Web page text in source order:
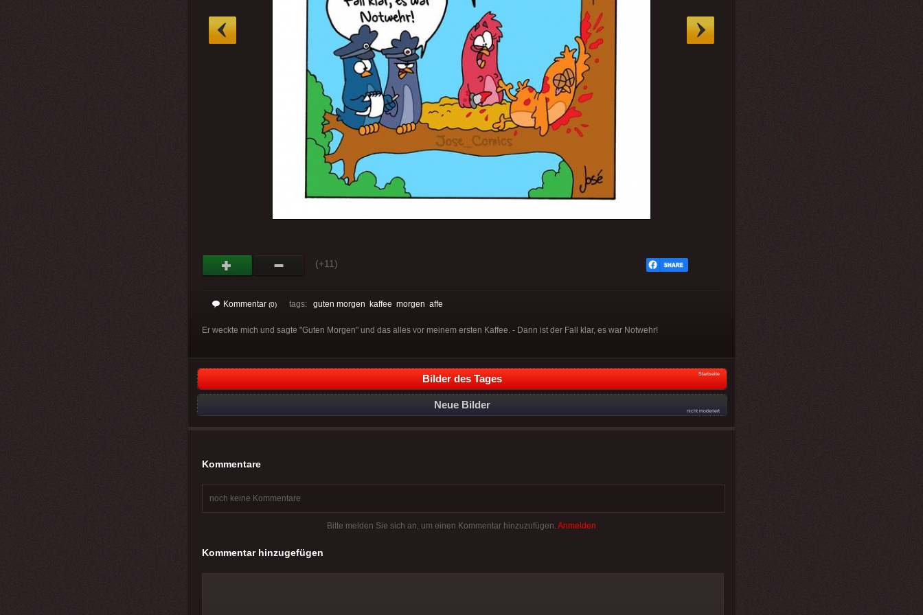
(+11)
Kommentar (0) tags: guten morgen kaffee morgen affe
Er weckte mich und sagte "Guten Morgen" und das alles vor meinem ersten Kaffee. - Dann ist der Fall klar, es war Notwehr!
Bilder des Tages Startseite
Neue Bilder
nicht moderiert
Kommentare
noch keine Kommentare
Bitte melden Sie sich an, um einen Kommentar hinzuzufügen. Anmelden
Kommentar hinzugefügen